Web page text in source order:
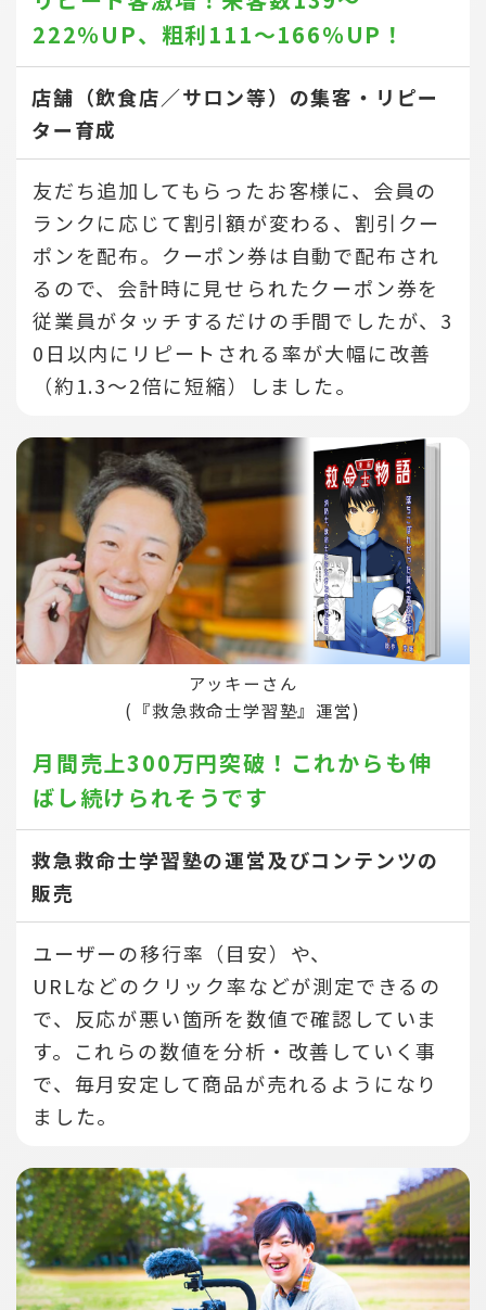
222％UP、 粗利111～166％UP！
店舗（飲食店／サロン等）の集客・リピー
ター育成
友だち追加してもらったお客様に、会員の
ランクに応じて割引額が変わる、割引クー
ポンを配布。クーポン券は自動で配布され
るので、会計時に見せられたクーポン券を
従業員がタッチするだけの手間でしたが、3
0日以内にリピートされる率が大幅に改善
（約1.3～2倍に短縮）しました。
アッキーさん
(『救急救命士学習塾』運営)
月間売上300万円突破！ これからも伸
ばし続けられそうです
救急救命士学習塾の運営及びコンテンツの
販売
ユーザーの移行率（目安）や、
URLなどのクリック率などが測定できるの
で、反応が悪い箇所を数値で確認していま
す。
これらの数値を分析・改善していく事
で、毎月安定して商品が売れるようになり
ました。